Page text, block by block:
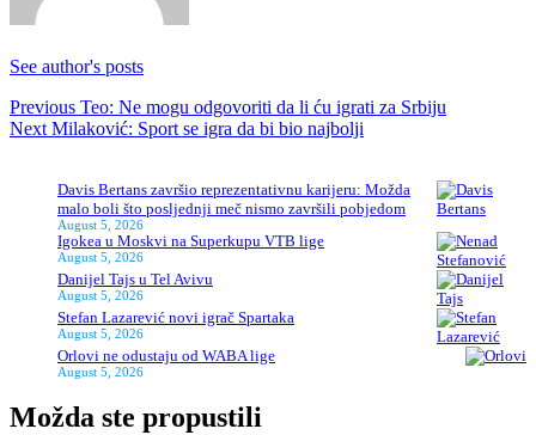
See author's posts
Continue
Reading
Previous Teo: Ne mogu odgovoriti da li ću igrati za Srbiju
Next Milaković: Sport se igra da bi bio najbolji
Davis Bertans završio reprezentativnu karijeru: Možda
malo boli što posljednji meč nismo završili pobjedom
August 5, 2026
Igokea u Moskvi na Superkupu VTB lige
August 5, 2026
Danijel Tajs u Tel Avivu
August 5, 2026
Stefan Lazarević novi igrač Spartaka
August 5, 2026
Orlovi ne odustaju od WABA lige
August 5, 2026
Možda ste propustili